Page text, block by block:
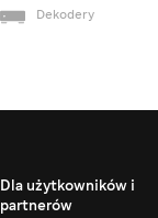
Dekodery
Dla użytkowników i
partnerów